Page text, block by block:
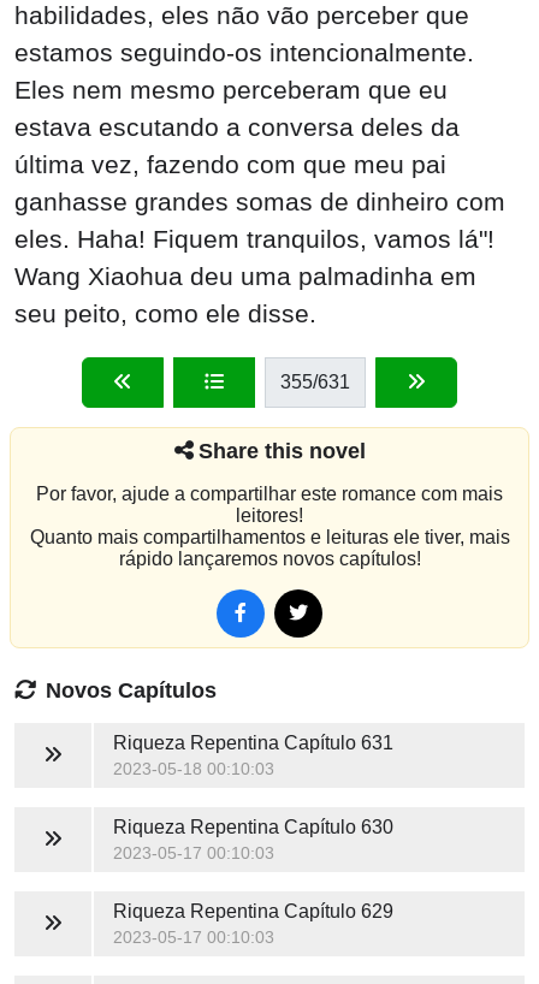
habilidades, eles não vão perceber que
estamos seguindo-os intencionalmente.
Eles nem mesmo perceberam que eu
estava escutando a conversa deles da
última vez, fazendo com que meu pai
ganhasse grandes somas de dinheiro com
eles. Haha! Fiquem tranquilos, vamos lá"!
Wang Xiaohua deu uma palmadinha em
seu peito, como ele disse.
355/631
Share this novel
Por favor, ajude a compartilhar este romance com mais
leitores!
Quanto mais compartilhamentos e leituras ele tiver, mais
rápido lançaremos novos capítulos!
Novos Capítulos
Riqueza Repentina Capítulo 631
2023-05-18 00:10:03
Riqueza Repentina Capítulo 630
2023-05-17 00:10:03
Riqueza Repentina Capítulo 629
2023-05-17 00:10:03